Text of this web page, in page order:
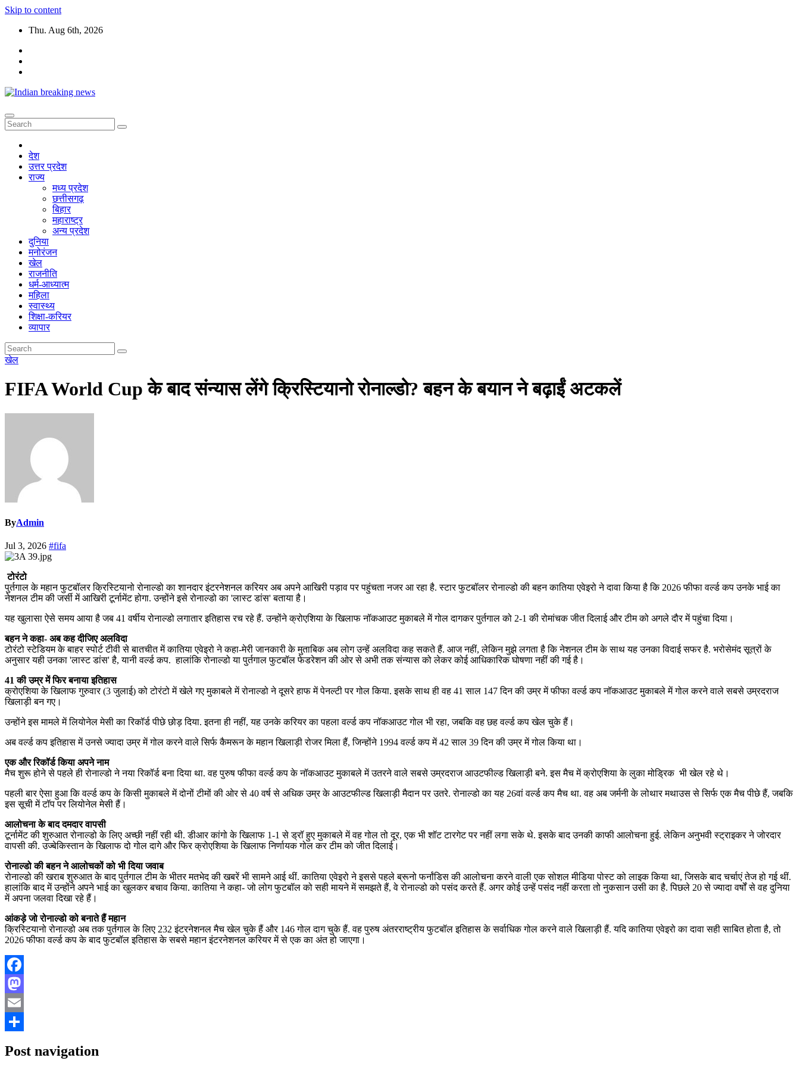
Skip to content
Thu. Aug 6th, 2026
देश
उत्तर प्रदेश
राज्य
मध्य प्रदेश
छत्तीसगढ़
बिहार
महाराष्ट्र
अन्य प्रदेश
दुनिया
मनोरंजन
खेल
राजनीति
धर्म-आध्यात्म
महिला
स्वास्थ्य
शिक्षा-करियर
व्यापार
खेल
FIFA World Cup के बाद संन्यास लेंगे क्रिस्टियानो रोनाल्डो? बहन के बयान ने बढ़ाईं अटकलें
ByAdmin
Jul 3, 2026 #fifa
टोरंटो
पुर्तगाल के महान फुटबॉलर क्रिस्टियानो रोनाल्डो का शानदार इंटरनेशनल करियर अब अपने आखिरी पड़ाव पर पहुंचता नजर आ रहा है. स्टार फुटबॉलर रोनाल्डो की बहन कातिया एवेइरो ने दावा किया है कि 2026 फीफा वर्ल्ड कप उनके भाई का
नेशनल टीम की जर्सी में आखिरी टूर्नामेंट होगा. उन्होंने इसे रोनाल्डो का 'लास्ट डांस' बताया है।
यह खुलासा ऐसे समय आया है जब 41 वर्षीय रोनाल्डो लगातार इतिहास रच रहे हैं. उन्होंने क्रोएशिया के खिलाफ नॉकआउट मुकाबले में गोल दागकर पुर्तगाल को 2-1 की रोमांचक जीत दिलाई और टीम को अगले दौर में पहुंचा दिया।
बहन ने कहा- अब कह दीजिए अलविदा
टोरंटो स्टेडियम के बाहर स्पोर्ट टीवी से बातचीत में कातिया एवेइरो ने कहा-मेरी जानकारी के मुताबिक अब लोग उन्हें अलविदा कह सकते हैं. आज नहीं, लेकिन मुझे लगता है कि नेशनल टीम के साथ यह उनका विदाई सफर है. भरोसेमंद सूत्रों के
अनुसार यही उनका 'लास्ट डांस' है, यानी वर्ल्ड कप. हालांकि रोनाल्डो या पुर्तगाल फुटबॉल फेडरेशन की ओर से अभी तक संन्यास को लेकर कोई आधिकारिक घोषणा नहीं की गई है।
41 की उम्र में फिर बनाया इतिहास
क्रोएशिया के खिलाफ गुरुवार (3 जुलाई) को टोरंटो में खेले गए मुकाबले में रोनाल्डो ने दूसरे हाफ में पेनल्टी पर गोल किया. इसके साथ ही वह 41 साल 147 दिन की उम्र में फीफा वर्ल्ड कप नॉकआउट मुकाबले में गोल करने वाले सबसे उम्रदराज
खिलाड़ी बन गए।
उन्होंने इस मामले में लियोनेल मेसी का रिकॉर्ड पीछे छोड़ दिया. इतना ही नहीं, यह उनके करियर का पहला वर्ल्ड कप नॉकआउट गोल भी रहा, जबकि वह छह वर्ल्ड कप खेल चुके हैं।
अब वर्ल्ड कप इतिहास में उनसे ज्यादा उम्र में गोल करने वाले सिर्फ कैमरून के महान खिलाड़ी रोजर मिला हैं, जिन्होंने 1994 वर्ल्ड कप में 42 साल 39 दिन की उम्र में गोल किया था।
एक और रिकॉर्ड किया अपने नाम
मैच शुरू होने से पहले ही रोनाल्डो ने नया रिकॉर्ड बना दिया था. वह पुरुष फीफा वर्ल्ड कप के नॉकआउट मुकाबले में उतरने वाले सबसे उम्रदराज आउटफील्ड खिलाड़ी बने. इस मैच में क्रोएशिया के लुका मोड्रिक भी खेल रहे थे।
पहली बार ऐसा हुआ कि वर्ल्ड कप के किसी मुकाबले में दोनों टीमों की ओर से 40 वर्ष से अधिक उम्र के आउटफील्ड खिलाड़ी मैदान पर उतरे. रोनाल्डो का यह 26वां वर्ल्ड कप मैच था. वह अब जर्मनी के लोथार मथाउस से सिर्फ एक मैच पीछे हैं, जबकि
इस सूची में टॉप पर लियोनेल मेसी हैं।
आलोचना के बाद दमदार वापसी
टूर्नामेंट की शुरुआत रोनाल्डो के लिए अच्छी नहीं रही थी. डीआर कांगो के खिलाफ 1-1 से ड्रॉ हुए मुकाबले में वह गोल तो दूर, एक भी शॉट टारगेट पर नहीं लगा सके थे. इसके बाद उनकी काफी आलोचना हुई. लेकिन अनुभवी स्ट्राइकर ने जोरदार
वापसी की. उज्बेकिस्तान के खिलाफ दो गोल दागे और फिर क्रोएशिया के खिलाफ निर्णायक गोल कर टीम को जीत दिलाई।
रोनाल्डो की बहन ने आलोचकों को भी दिया जवाब
रोनाल्डो की खराब शुरुआत के बाद पुर्तगाल टीम के भीतर मतभेद की खबरें भी सामने आई थीं. कातिया एवेइरो ने इससे पहले ब्रूनो फर्नांडिस की आलोचना करने वाली एक सोशल मीडिया पोस्ट को लाइक किया था, जिसके बाद चर्चाएं तेज हो गई थीं.
हालांकि बाद में उन्होंने अपने भाई का खुलकर बचाव किया. कातिया ने कहा- जो लोग फुटबॉल को सही मायने में समझते हैं, वे रोनाल्डो को पसंद करते हैं. अगर कोई उन्हें पसंद नहीं करता तो नुकसान उसी का है. पिछले 20 से ज्यादा वर्षों से वह दुनिया
में अपना जलवा दिखा रहे हैं।
आंकड़े जो रोनाल्डो को बनाते हैं महान
क्रिस्टियानो रोनाल्डो अब तक पुर्तगाल के लिए 232 इंटरनेशनल मैच खेल चुके हैं और 146 गोल दाग चुके हैं. वह पुरुष अंतरराष्ट्रीय फुटबॉल इतिहास के सर्वाधिक गोल करने वाले खिलाड़ी हैं. यदि कातिया एवेइरो का दावा सही साबित होता है, तो
2026 फीफा वर्ल्ड कप के बाद फुटबॉल इतिहास के सबसे महान इंटरनेशनल करियर में से एक का अंत हो जाएगा।
Facebook
Mastodon
Email
Post navigation